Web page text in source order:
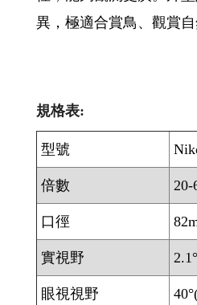
異，極適合賞鳥、觀賞自
規格表:
型號
倍數 20-
口徑
實視野
眼視視野